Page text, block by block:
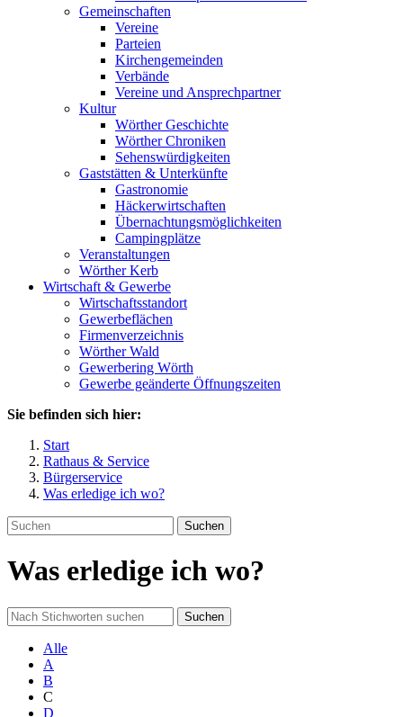
Gemeinschaften
Vereine
Parteien
Kirchengemeinden
Verbände
Vereine und Ansprechpartner
Kultur
Wörther Geschichte
Wörther Chroniken
Sehenswürdigkeiten
Gaststätten & Unterkünfte
Gastronomie
Häckerwirtschaften
Übernachtungsmöglichkeiten
Campingplätze
Veranstaltungen
Wörther Kerb
Wirtschaft & Gewerbe
Wirtschaftsstandort
Gewerbeflächen
Firmenverzeichnis
Wörther Wald
Gewerbering Wörth
Gewerbe geänderte Öffnungszeiten
Sie befinden sich hier:
Start
Rathaus & Service
Bürgerservice
Was erledige ich wo?
Suchen
Was erledige ich wo?
Suchen
Alle
A
B
C
D